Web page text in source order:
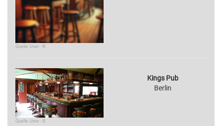
Quelle: User · ©
Quelle: User · ©
Kings Pub
Berlin